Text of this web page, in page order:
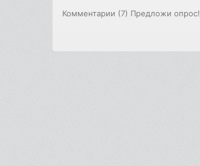
Комментарии (7) Предложи опрос!